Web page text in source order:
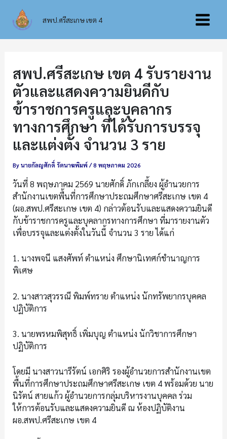
content
สพป.ศรีสะเกษ เขต 4
Main
สพป.ศรีสะเกษ เขต 4 รับรายงาน
ตัวและแสดงความยินดีกับ
ข้าราชการครูและบุคลากร
ทางการศึกษา ที่ได้รับการบรรจุ
และแต่งตั้ง จำนวน 3 ราย
Byนายกัลญศักดิ์ รัตนาฆพิมพ์/8 พฤษภาคม 2026
วันที่ 8 พฤษภาคม 2569 นายศักดิ์ ภักเกลี้ยง ผู้อำนวยการ
สำนักงานเขตพื้นที่การศึกษาประถมศึกษาศรีสะเกษ เขต 4
(ผอ.สพป.ศรีสะเกษ เขต 4) กล่าวต้อนรับและแสดงความยินดี
กับข้าราชการครูและบุคลากรทางการศึกษา ที่มารายงานตัว
เพื่อบรรจุและแต่งตั้งในวันนี้ จำนวน 3 ราย ได้แก่
1. นางพจนี แสงศัพท์ ตำแหน่ง ศึกษานิเทศก์ชำนาญการ
พิเศษ
2. นางสาวสุวรรณี พิมพ์ทราย ตำแหน่ง นักทรัพยากรบุคคล
ปฏิบัติการ
3. นายพรหมพิสุทธิ์​ เพิ่มบุญ ตำแหน่ง นักวิชาการ​ศึกษา​
ปฏิบัติการ
โดยมี นางสาวนารีรัตน์ เอกศิริ รองผู้อำนวยการสำนักงานเขต
พื้นที่การศึกษาประถมศึกษาศรีสะเกษ เขต 4 พร้อมด้วย นาย
นิรัตน์ สายแก้ว ผู้อำนวยการกลุ่มบริหารงานบุคคล ร่วม
ให้การต้อนรับและแสดงความยินดี ณ ห้องปฏิบัติงาน
ผอ.สพป.ศรีสะเกษ เขต 4